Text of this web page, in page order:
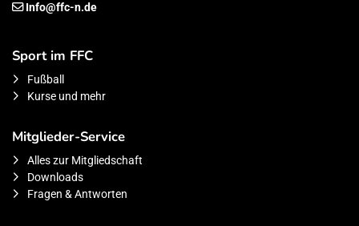
Info@ffc-n.de
Sport im FFC
Fußball
Kurse und mehr
Mitglieder-Service
Alles zur Mitgliedschaft
Downloads
Fragen & Antworten